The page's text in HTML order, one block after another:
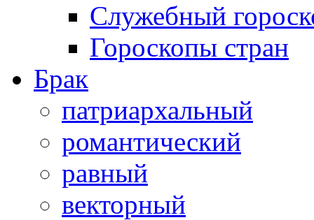
Служебный
Гороскопы стран
Брак
патриархальный
романтический
равный
векторный